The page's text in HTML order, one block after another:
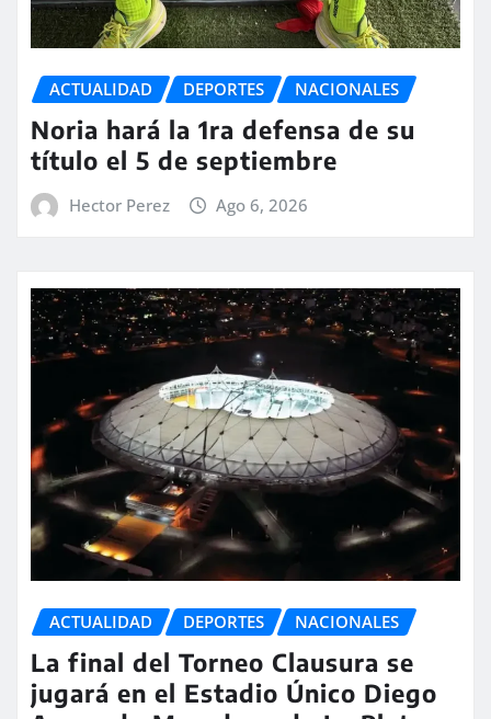
ACTUALIDAD DEPORTES NACIONALES
Noria hará la 1ra defensa de su
título el 5 de septiembre
Hector Perez Ago 6, 2026
ACTUALIDAD DEPORTES NACIONALES
La final del Torneo Clausura se
jugará en el Estadio Único Diego